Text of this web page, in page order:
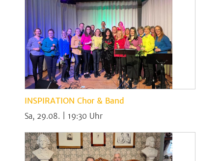
INSPIRATION Chor & Band
Sa, 29.08. | 19:30